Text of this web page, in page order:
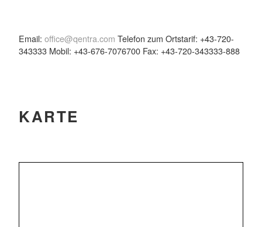
Email: office@qentra.com Telefon zum Ortstarif: +43-720-
343333 Mobil: +43-676-7076700 Fax: +43-720-343333-888
KARTE